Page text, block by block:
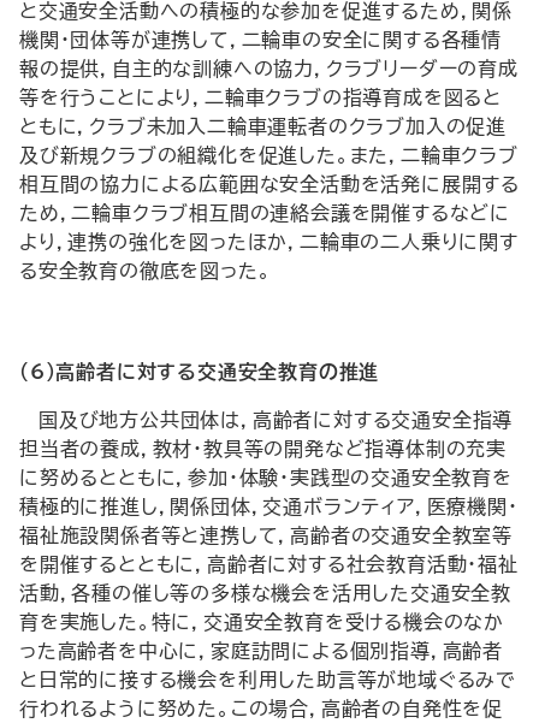
と交通安全活動への積極的な参加を促進するため，関係
機関・団体等が連携して，二輪車の安全に関する各種情
報の提供，自主的な訓練への協力，クラブリーダーの育成
等を行うことにより，二輪車クラブの指導育成を図ると
ともに，クラブ未加入二輪車運転者のクラブ加入の促進
及び新規クラブの組織化を促進した。また，二輪車クラブ
相互間の協力による広範囲な安全活動を活発に展開する
ため，二輪車クラブ相互間の連絡会議を開催するなどに
より，連携の強化を図ったほか，二輪車の二人乗りに関す
る安全教育の徹底を図った。
（6）高齢者に対する交通安全教育の推進
国及び地方公共団体は，高齢者に対する交通安全指導
担当者の養成，教材・教具等の開発など指導体制の充実
に努めるとともに，参加・体験・実践型の交通安全教育を
積極的に推進し，関係団体，交通ボランティア，医療機関・
福祉施設関係者等と連携して，高齢者の交通安全教室等
を開催するとともに，高齢者に対する社会教育活動・福祉
活動，各種の催し等の多様な機会を活用した交通安全教
育を実施した。特に，交通安全教育を受ける機会のなか
った高齢者を中心に，家庭訪問による個別指導，高齢者
と日常的に接する機会を利用した助言等が地域ぐるみで
行われるように努めた。この場合，高齢者の自発性を促